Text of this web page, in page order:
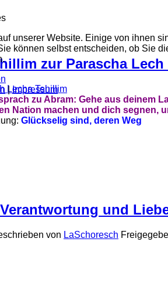
zur Parascha Lech
Lecha Tehillim
zu Abram: Gehe aus deinem
Nation machen und dich segnen,
Glückselig sind, deren Weg
und
von LaSchoresch
unserer Website. Einige von ihnen
können selbst entscheiden, ob Sie
|Impressum